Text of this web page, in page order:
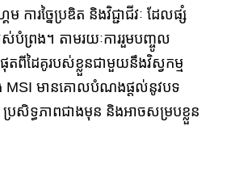
ម ការច្នៃប្រឌិត និងវិជ្ជាជីវៈ ដែលផ្សំ
បំព្រង។ តាមរយៈការរួមបញ្ចូល
តពីដៃគូរបស់ខ្លួនជាមួយនឹងវិស្វកម្ម
ង MSI មានគោលបំណងផ្តល់នូវបទ
សិទ្ធភាពជាងមុន និងអាចសម្របខ្លួន